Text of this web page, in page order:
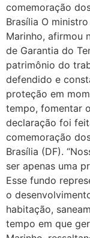
comemoração
Brasília O
Marinho, afirmou
de Garantia do
patrimônio do
defendido e
proteção em
tempo, fomentar
declaração foi
comemoração
Brasília (DF).
ser apenas uma
Esse fundo
o
habitação,
tempo em que